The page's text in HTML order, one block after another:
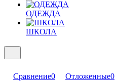
ОДЕЖДА
ШКОЛА
Сравнение0 Отложенные0